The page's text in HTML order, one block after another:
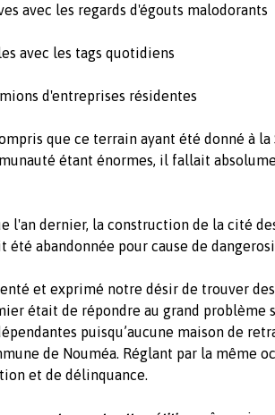
avec les regards d'égouts malodorants
avec les tags quotidiens
d'entreprises résidentes
que ce terrain ayant été donné à la
étant énormes, il fallait
l'an dernier, la construction de la cité
été abandonnée pour cause de
et exprimé notre désir de trouver
était de répondre au grand problème
puisqu’aucune maison de
de Nouméa. Réglant par la même
et de délinquance.